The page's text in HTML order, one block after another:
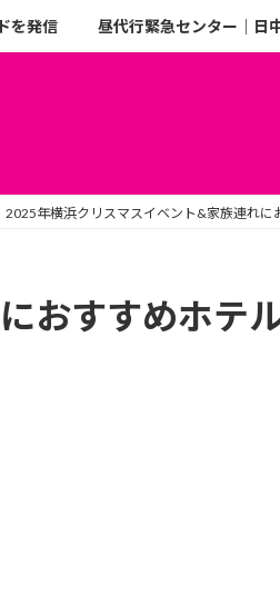
を発信 昼代行緊急センター｜日
2025年横浜クリスマスイベント&家族連れに
おすすめホテ